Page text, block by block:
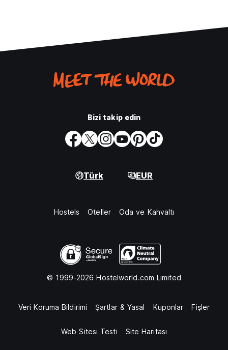
Bizi takip edin
Türk EUR
Hostels Oteller Oda ve Kahvaltı
© 1999-2026 Hostelworld.com Limited
Veri Koruma Bildirimi Şartlar & Yasal Kuponlar Fişler
Web Sitesi Testi Site Haritası